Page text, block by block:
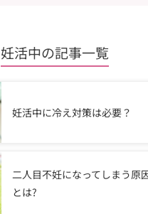
妊活中の記事一覧
妊活中に冷え対策は必要？
二人目不妊になってしまう原
とは?